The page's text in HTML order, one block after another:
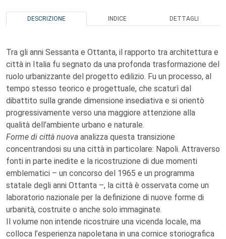
DESCRIZIONE INDICE DETTAGLI
Tra gli anni Sessanta e Ottanta, il rapporto tra architettura e
città in Italia fu segnato da una profonda trasformazione del
ruolo urbanizzante del progetto edilizio. Fu un processo, al
tempo stesso teorico e progettuale, che scaturì dal
dibattito sulla grande dimensione insediativa e si orientò
progressivamente verso una maggiore attenzione alla
qualità dell’ambiente urbano e naturale.
Forme di città nuova analizza questa transizione
concentrandosi su una città in particolare: Napoli. Attraverso
fonti in parte inedite e la ricostruzione di due momenti
emblematici – un concorso del 1965 e un programma
statale degli anni Ottanta –, la città è osservata come un
laboratorio nazionale per la definizione di nuove forme di
urbanità, costruite o anche solo immaginate.
Il volume non intende ricostruire una vicenda locale, ma
colloca l’esperienza napoletana in una cornice storiografica